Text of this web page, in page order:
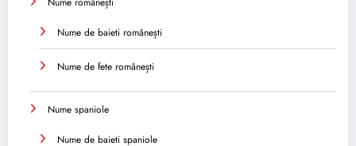
Nume de baieti românești
Nume de fete românești
Nume spaniole
Nume de baieti spaniole